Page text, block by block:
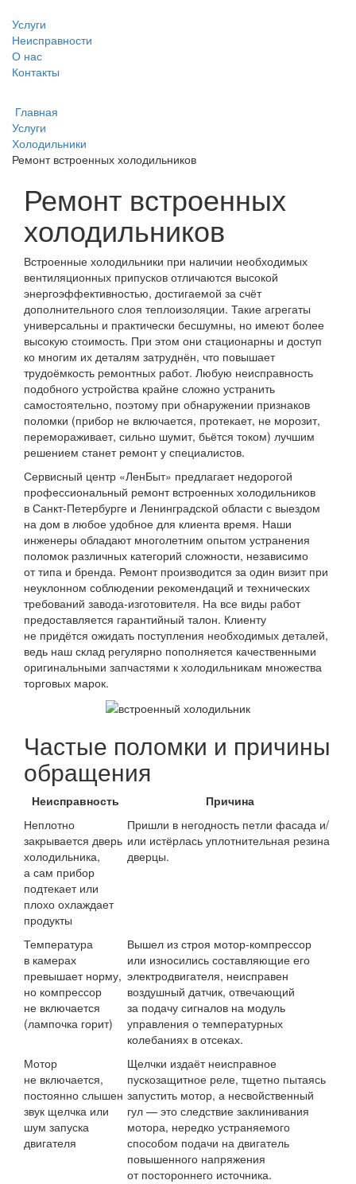
Услуги
Неисправности
О нас
Контакты
Главная
Услуги
Холодильники
Ремонт встроенных холодильников
Ремонт встроенных
холодильников
Встроенные холодильники при наличии необходимых
вентиляционных припусков отличаются высокой
энергоэффективностью, достигаемой за счёт
дополнительного слоя теплоизоляции. Такие агрегаты
универсальны и практически бесшумны, но имеют более
высокую стоимость. При этом они стационарны и доступ
ко многим их деталям затруднён, что повышает
трудоёмкость ремонтных работ. Любую неисправность
подобного устройства крайне сложно устранить
самостоятельно, поэтому при обнаружении признаков
поломки (прибор не включается, протекает, не морозит,
перемораживает, сильно шумит, бьётся током) лучшим
решением станет ремонт у специалистов.
Сервисный центр «ЛенБыт» предлагает недорогой
профессиональный ремонт встроенных холодильников
в Санкт-Петербурге и Ленинградской области с выездом
на дом в любое удобное для клиента время. Наши
инженеры обладают многолетним опытом устранения
поломок различных категорий сложности, независимо
от типа и бренда. Ремонт производится за один визит при
неуклонном соблюдении рекомендаций и технических
требований завода-изготовителя. На все виды работ
предоставляется гарантийный талон. Клиенту
не придётся ожидать поступления необходимых деталей,
ведь наш склад регулярно пополняется качественными
оригинальными запчастями к холодильникам множества
торговых марок.
Частые поломки и причины
обращения
Неисправность
Причина
Неплотно
закрывается дверь
холодильника,
а сам прибор
подтекает или
плохо охлаждает
продукты
Пришли в негодность петли фасада и/
или истёрлась уплотнительная резина
дверцы.
Температура
в камерах
превышает норму,
но компрессор
не включается
(лампочка горит)
Вышел из строя мотор-компрессор
или износились составляющие его
электродвигателя, неисправен
воздушный датчик, отвечающий
за подачу сигналов на модуль
управления о температурных
колебаниях в отсеках.
Мотор
не включается,
постоянно слышен
звук щелчка или
шум запуска
двигателя
Щелчки издаёт неисправное
пускозащитное реле, тщетно пытаясь
запустить мотор, а несвойственный
гул — это следствие заклинивания
мотора, нередко устраняемого
способом подачи на двигатель
повышенного напряжения
от постороннего источника.